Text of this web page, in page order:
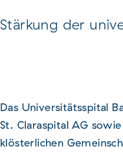
Stärkung der
Das Universitätsspital
St. Claraspital AG
klösterlichen